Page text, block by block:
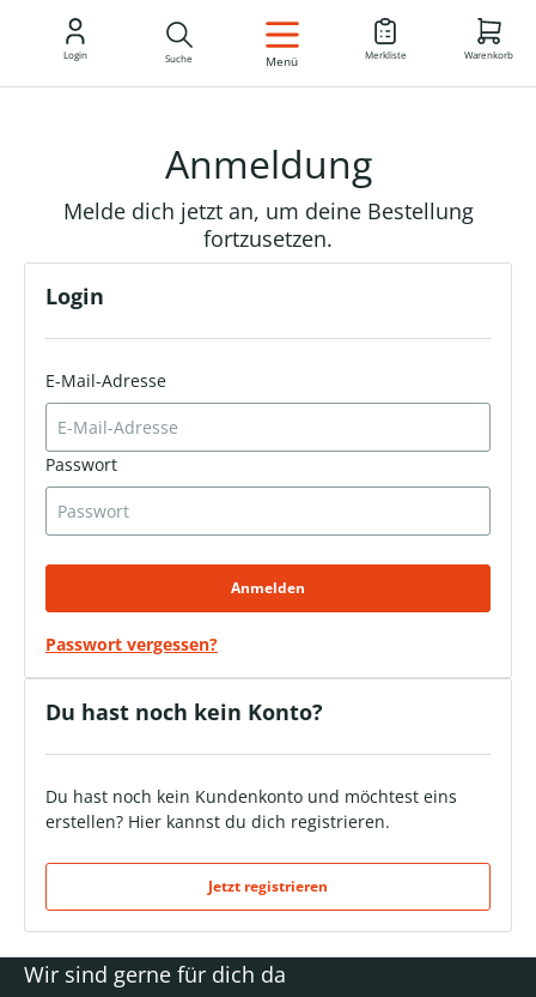
DE
Login Suche Menü Merkliste Warenkorb
Anmeldung
Melde dich jetzt an, um deine Bestellung
fortzusetzen.
Login
E-Mail-Adresse
Passwort
Anmelden
Passwort vergessen?
Du hast noch kein Konto?
Du hast noch kein Kundenkonto und möchtest eins
erstellen? Hier kannst du dich registrieren.
Jetzt registrieren
Wir sind gerne für dich da